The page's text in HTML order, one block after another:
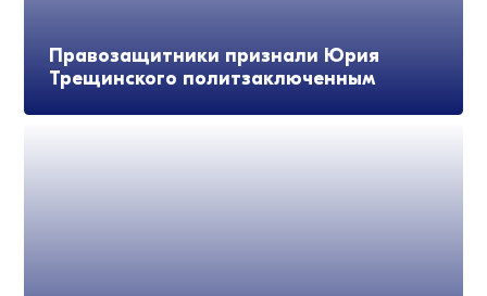
Правозащитники признали Юрия
Трещинского политзаключенным